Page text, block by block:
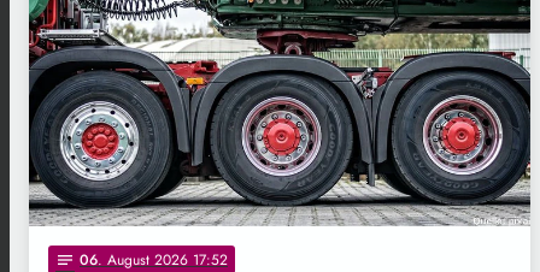
notes 06. August 2026 17:52